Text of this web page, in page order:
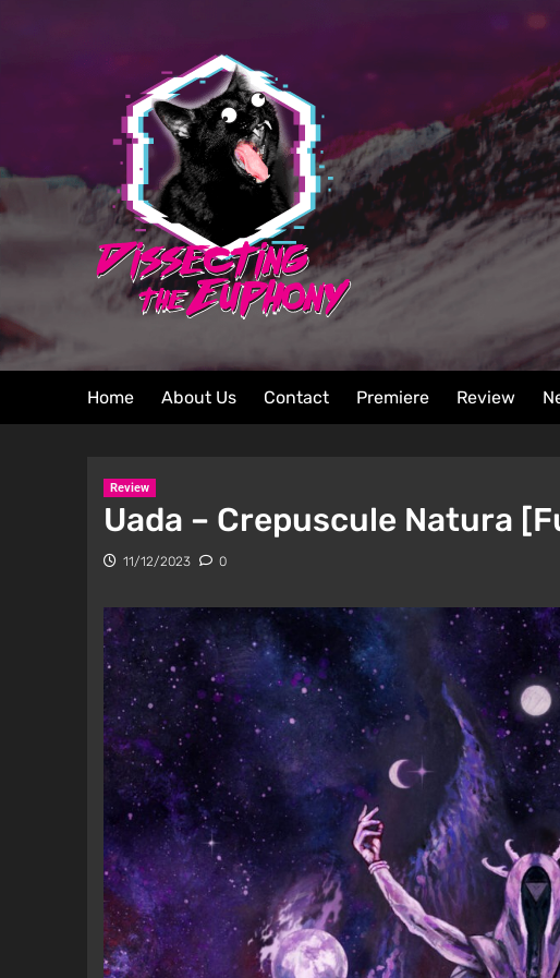
Home About Us Contact Premiere Review
Review
Uada – Crepuscule Natura
11/12/2023 0